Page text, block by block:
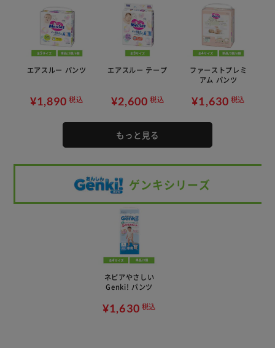
エアスルー パンツ
¥1,890 税込
エアスルー テープ
¥2,600 税込
ファーストプレミ
アム パンツ
¥1,630 税込
もっと見る
ゲンキシリーズ
ネピアやさしい
Genki! パンツ
¥1,630 税込